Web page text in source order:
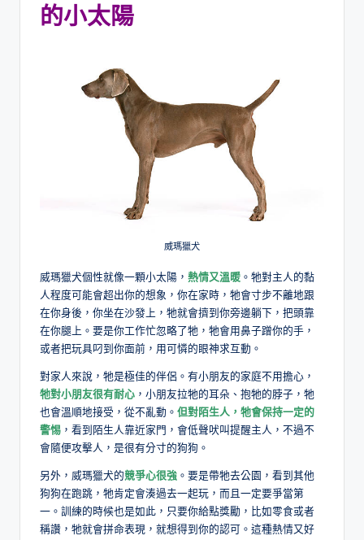
的小太陽
威瑪獵犬
威瑪獵犬個性就像一顆小太陽， 熱情又溫暖 。牠對主人的黏
人程度可能會超出你的想象，你在家時，牠會寸步不離地跟
在你身後，你坐在沙發上，牠就會擠到你旁邊躺下，把頭靠
在你腿上。要是你工作忙忽略了牠，牠會用鼻子蹭你的手，
或者把玩具叼到你面前，用可憐的眼神求互動。
對家人來說，牠是極佳的伴侶。有小朋友的家庭不用擔心，
牠對小朋友很有耐心 ，小朋友拉牠的耳朵、抱牠的脖子，牠
也會溫順地接受，從不亂動。 但對陌生人， 牠會保持一定的
警惕 ，看到陌生人靠近家門，會低聲吠叫提醒主人，不過不
會隨便攻擊人，是很有分寸的狗狗。
另外，威瑪獵犬的競爭心很強 。要是帶牠去公園，看到其他
狗狗在跑跳，牠肯定會湊過去一起玩，而且一定要爭當第
一。訓練的時候也是如此，只要你給點獎勵，比如零食或者
稱讚，牠就會拼命表現，就想得到你的認可。這種熱情又好